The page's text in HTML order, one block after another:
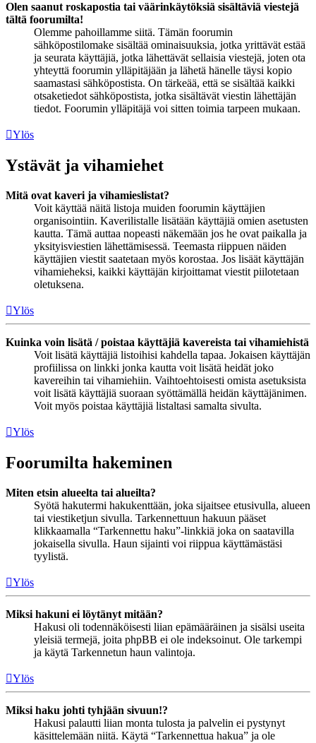
Olen saanut roskapostia tai väärinkäytöksiä sisältäviä viestejä
tältä foorumilta!
Olemme pahoillamme siitä. Tämän foorumin
sähköpostilomake sisältää ominaisuuksia, jotka yrittävät estää
ja seurata käyttäjiä, jotka lähettävät sellaisia viestejä, joten ota
yhteyttä foorumin ylläpitäjään ja lähetä hänelle täysi kopio
saamastasi sähköpostista. On tärkeää, että se sisältää kaikki
otsaketiedot sähköpostista, jotka sisältävät viestin lähettäjän
tiedot. Foorumin ylläpitäjä voi sitten toimia tarpeen mukaan.
Ylös
Ystävät ja vihamiehet
Mitä ovat kaveri ja vihamieslistat?
Voit käyttää näitä listoja muiden foorumin käyttäjien
organisointiin. Kaverilistalle lisätään käyttäjiä omien asetusten
kautta. Tämä auttaa nopeasti näkemään jos he ovat paikalla ja
yksityisviestien lähettämisessä. Teemasta riippuen näiden
käyttäjien viestit saatetaan myös korostaa. Jos lisäät käyttäjän
vihamieheksi, kaikki käyttäjän kirjoittamat viestit piilotetaan
oletuksena.
Ylös
Kuinka voin lisätä / poistaa käyttäjiä kavereista tai vihamiehistä
Voit lisätä käyttäjiä listoihisi kahdella tapaa. Jokaisen käyttäjän
profiilissa on linkki jonka kautta voit lisätä heidät joko
kavereihin tai vihamiehiin. Vaihtoehtoisesti omista asetuksista
voit lisätä käyttäjiä suoraan syöttämällä heidän käyttäjänimen.
Voit myös poistaa käyttäjiä listaltasi samalta sivulta.
Ylös
Foorumilta hakeminen
Miten etsin alueelta tai alueilta?
Syötä hakutermi hakukenttään, joka sijaitsee etusivulla, alueen
tai viestiketjun sivulla. Tarkennettuun hakuun pääset
klikkaamalla “Tarkennettu haku”-linkkiä joka on saatavilla
jokaisella sivulla. Haun sijainti voi riippua käyttämästäsi
tyylistä.
Ylös
Miksi hakuni ei löytänyt mitään?
Hakusi oli todennäköisesti liian epämääräinen ja sisälsi useita
yleisiä termejä, joita phpBB ei ole indeksoinut. Ole tarkempi
ja käytä Tarkennetun haun valintoja.
Ylös
Miksi haku johti tyhjään sivuun!?
Hakusi palautti liian monta tulosta ja palvelin ei pystynyt
käsittelemään niitä. Käytä “Tarkennettua hakua” ja ole